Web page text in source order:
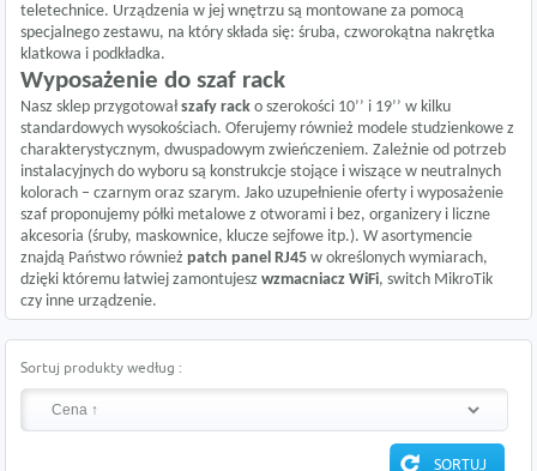
teletechnice. Urządzenia w jej wnętrzu są montowane za pomocą
specjalnego zestawu, na który składa się: śruba, czworokątna nakrętka
klatkowa i podkładka.
Wyposażenie do szaf rack
Nasz sklep przygotowałszafy rack o szerokości 10’’ i 19’’ w kilku
standardowych wysokościach. Oferujemy również modele studzienkowe z
charakterystycznym, dwuspadowym zwieńczeniem. Zależnie od potrzeb
instalacyjnych do wyboru są konstrukcje stojące i wiszące w neutralnych
kolorach – czarnym oraz szarym. Jako uzupełnienie oferty i wyposażenie
szaf proponujemy półki metalowe z otworami i bez, organizery i liczne
akcesoria (śruby, maskownice, klucze sejfowe itp.). W asortymencie
znajdą Państwo równieżpatch panel RJ45 w określonych wymiarach,
dzięki któremu łatwiej zamontujeszwzmacniacz WiFi,switch MikroTik
czy inne urządzenie.
Sortuj produkty według :